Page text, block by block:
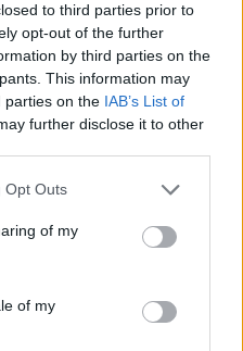
to third parties prior to
opt-out of the further
by third parties on the
This information may
parties on the IAB’s List of
further disclose it to other
uses one or more Google
behaviour. You may click to
and its third-party tags to
purposes in below Google
Opt Outs
of my
of my
mentre la diffusione del
su percorsi di
necessità di strumenti di
e primo soccorso nelle
annotò i dati di una
visione
la sua linea editoriale,